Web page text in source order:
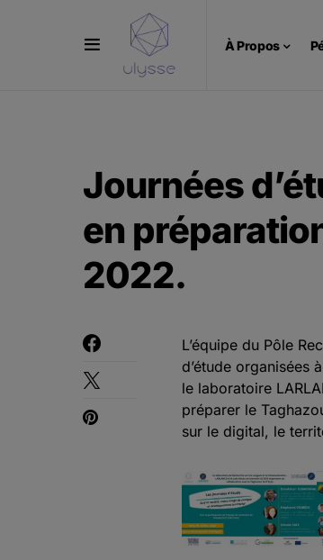
Panneau de gestion des cookies
À Propos
Journées
en
2022.
L’équipe du Pôle
d’étude organisées
le laboratoire
préparer le
sur le digital, le